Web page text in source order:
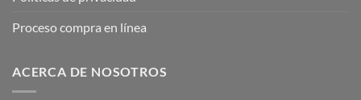
Proceso compra en línea
ACERCA DE NOSOTROS